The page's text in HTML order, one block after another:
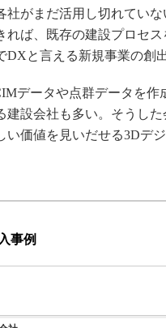
社がまだ活用し切れてい
れば、既存の建設プロセ
DXと言える新規事業の創
データや点群データを作
建設会社も多い。そうし
い価値を見いだせる3Dデ
事例